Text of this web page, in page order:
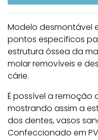
Modelo desmontável
pontos específicos
estrutura óssea da
molar removíveis e
cárie.
É possível a
mostrando assim a
dos dentes, vasos
Confeccionado em